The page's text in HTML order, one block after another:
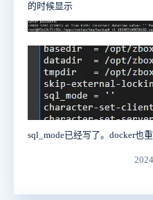
的时候显示
sql_mode已经写了。docker也